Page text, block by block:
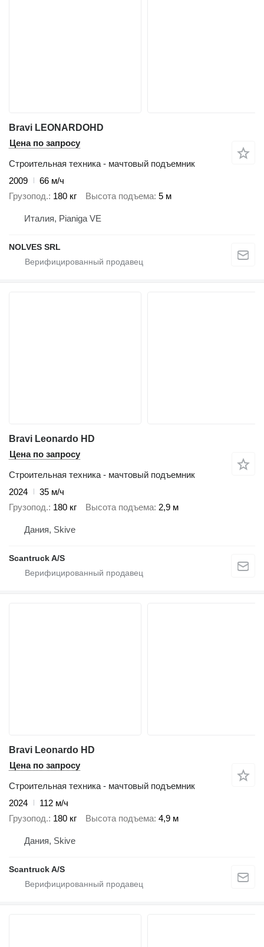
Bravi LEONARDOHD
Цена по запросу
Строительная техника - мачтовый подъемник
2009
66 м/ч
Грузопод. 180 кг Высота подъема 5 м
Италия, Pianiga VE
NOLVES SRL
Bravi Leonardo HD
Цена по запросу
Строительная техника - мачтовый подъемник
2024
35 м/ч
Грузопод. 180 кг Высота подъема 2,9 м
Дания, Skive
Scantruck A/S
Bravi Leonardo HD
Цена по запросу
Строительная техника - мачтовый подъемник
2024
112 м/ч
Грузопод. 180 кг Высота подъема 4,9 м
Дания, Skive
Scantruck A/S